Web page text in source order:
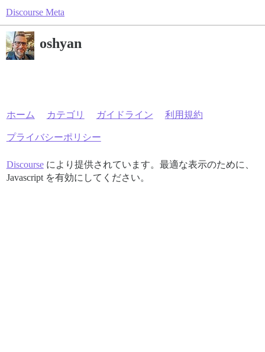
Discourse Meta
oshyan
ホーム カテゴリ ガイドライン 利用規約
プライバシーポリシー
Discourseにより提供されています。最適な表示のために、
Javascript を有効にしてください。